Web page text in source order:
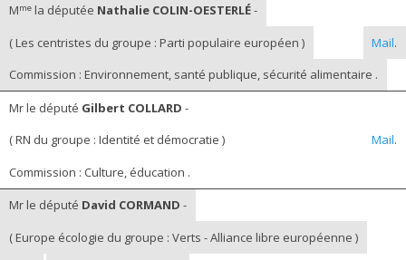
Mmela députée Nathalie COLIN-OESTERLÉ-
( Les centristes du groupe : Parti populaire européen )
Mail.
Commission : Environnement, santé publique, sécurité alimentaire .
Mr le député Gilbert COLLARD -
( RN du groupe : Identité et démocratie )
Mail.
Commission : Culture, éducation .
Mr le député David CORMAND -
( Europe écologie du groupe : Verts - Alliance libre européenne )